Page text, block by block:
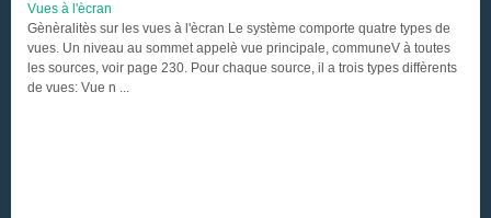
Vues à l'ècran
Gènèralitès sur les vues à l'ècran Le système comporte quatre types de
vues. Un niveau au sommet appelè vue principale, communeV à toutes
les sources, voir page 230. Pour chaque source, il a trois types diffèrents
de vues: Vue n ...